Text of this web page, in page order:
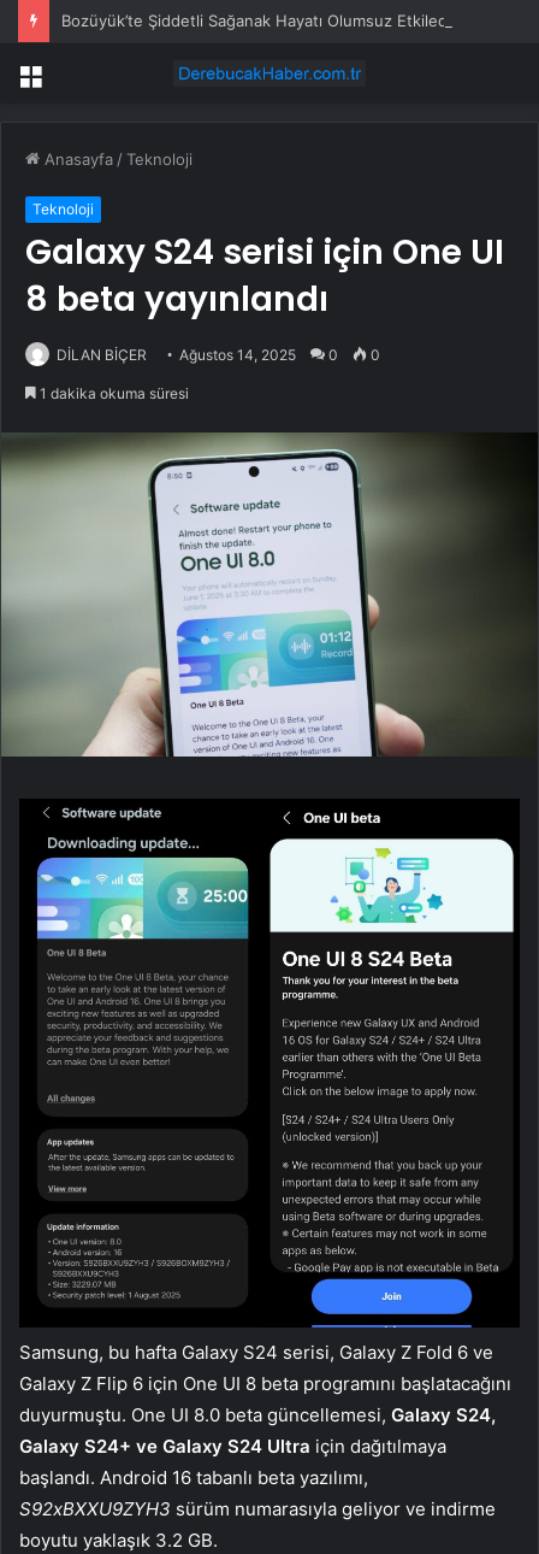
Bozüyük’te Şiddetli Sağanak Hayatı Olumsuz Etkiledi
Menü
Anasayfa /Teknoloji
Teknoloji
Galaxy S24 serisi için One UI
8 beta yayınlandı
DİLAN BİÇER Ağustos 14, 2025 0 0
1 dakika okuma süresi
Samsung, bu hafta Galaxy S24 serisi, Galaxy Z Fold 6 ve
Galaxy Z Flip 6 için One UI 8 beta programını başlatacağını
duyurmuştu. One UI 8.0 beta güncellemesi, Galaxy S24,
Galaxy S24+ ve Galaxy S24 Ultra için dağıtılmaya
başlandı. Android 16 tabanlı beta yazılımı,
S92xBXXU9ZYH3 sürüm numarasıyla geliyor ve indirme
boyutu yaklaşık 3.2 GB.